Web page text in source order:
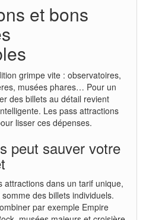
et bons
grimpe vite : observatoires,
musées phares… Pour un
des billets au détail revient
Les pass attractions
lisser ces dépenses.
peut sauver votre
attractions dans un tarif unique,
des billets individuels.
par exemple Empire